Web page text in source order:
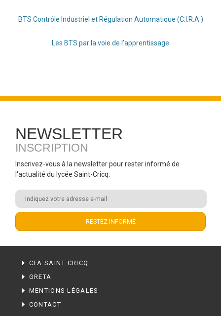
BTS Contrôle Industriel et Régulation Automatique (C.I.R.A.)
Les BTS par la voie de l’apprentissage
NEWSLETTER
INSCRIPTION
Inscrivez-vous à la newsletter pour rester informé de
l'actualité du lycée Saint-Cricq.
CFA SAINT CRICQ
GRETA
MENTIONS LÉGALES
CONTACT